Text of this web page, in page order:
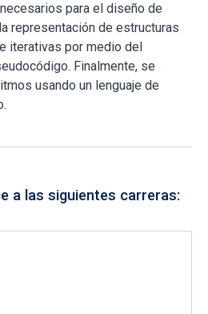
para el diseño de
representación de estructuras
iterativas por medio del
Finalmente, se
usando un lenguaje de
a las siguientes carreras: